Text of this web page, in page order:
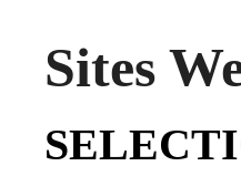
Sites